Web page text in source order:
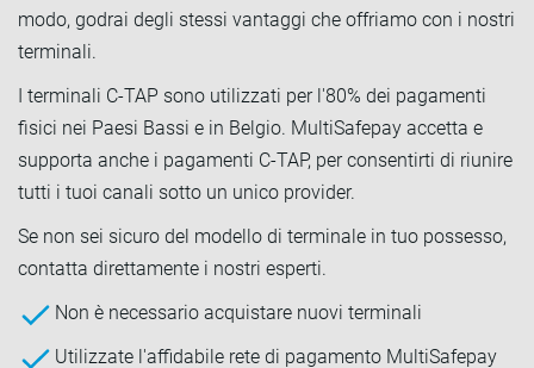
modo, godrai degli stessi vantaggi che offriamo con i nostri
terminali.
I terminali C-TAP sono utilizzati per l'80% dei pagamenti
fisici nei Paesi Bassi e in Belgio. MultiSafepay accetta e
supporta anche i pagamenti C-TAP, per consentirti di riunire
tutti i tuoi canali sotto un unico provider.
Se non sei sicuro del modello di terminale in tuo possesso,
contatta direttamente i nostri esperti.
Non è necessario acquistare nuovi terminali
Utilizzate l'affidabile rete di pagamento MultiSafepay